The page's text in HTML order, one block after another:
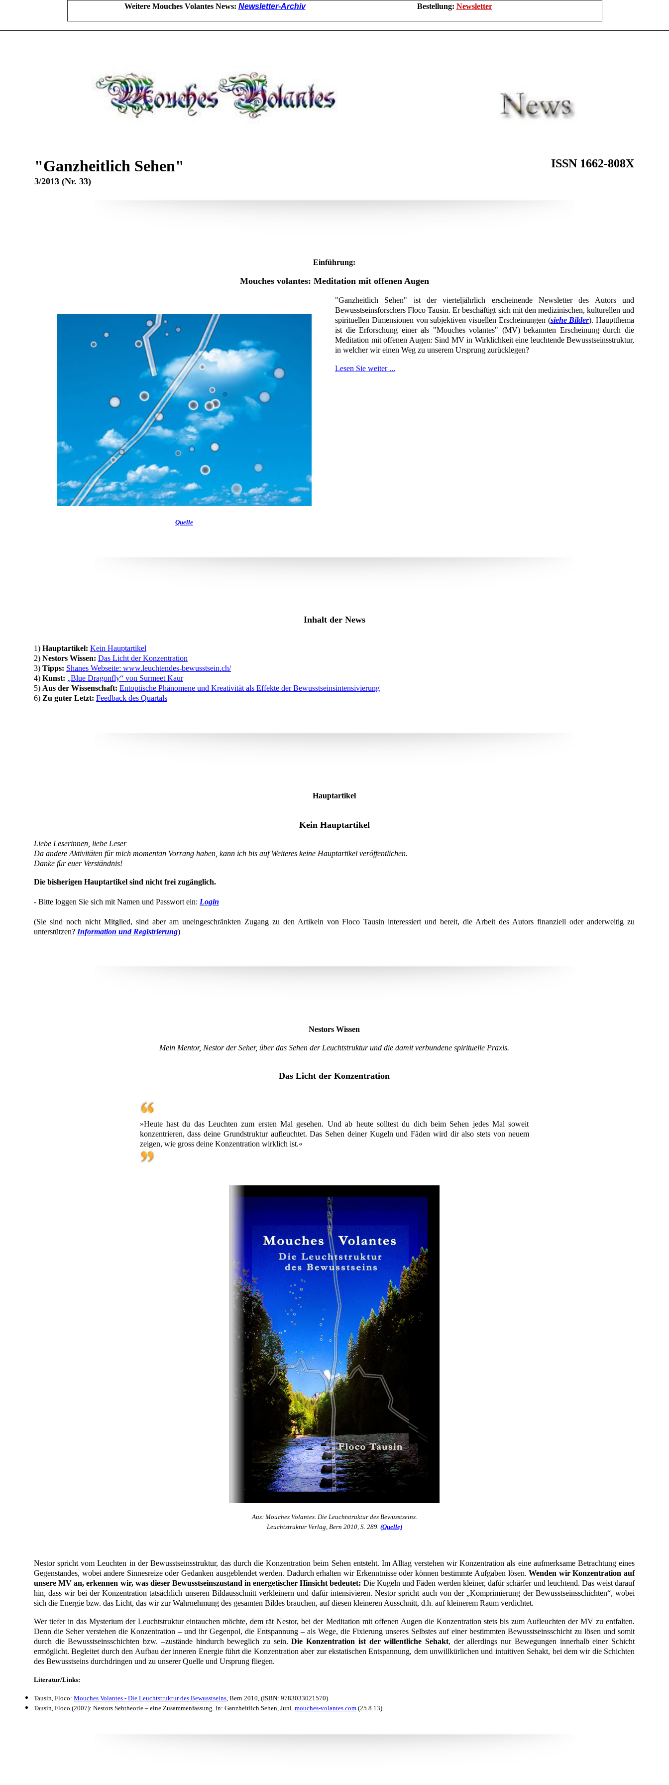
Weitere Mouches Volantes News: Newsletter-Archiv Bestellung: Newsletter
"Ganzheitlich Sehen" ISSN 1662-808X
3/2013 (Nr. 33)
Einführung:
Mouches volantes: Meditation mit offenen Augen
Quelle
"Ganzheitlich Sehen" ist der vierteljährlich erscheinende Newsletter des Autors und
Bewusstseinsforschers Floco Tausin. Er beschäftigt sich mit den medizinischen, kulturellen und
spirituellen Dimensionen von subjektiven visuellen Erscheinungen (siehe Bilder). Hauptthema
ist die Erforschung einer als "Mouches volantes" (MV) bekannten Erscheinung durch die
Meditation mit offenen Augen: Sind MV in Wirklichkeit eine leuchtende Bewusstseinsstruktur,
in welcher wir einen Weg zu unserem Ursprung zurücklegen?
Lesen Sie weiter ...
Inhalt der News
1) Hauptartikel: Kein Hauptartikel
2) Nestors Wissen: Das Licht der Konzentration
3) Tipps: Shanes Webseite: www.leuchtendes-bewusstsein.ch/
4) Kunst: „Blue Dragonfly“ von Surmeet Kaur
5) Aus der Wissenschaft: Entoptische Phänomene und Kreativität als Effekte der Bewusstseinsintensivierung
6) Zu guter Letzt: Feedback des Quartals
Hauptartikel
Kein Hauptartikel
Liebe Leserinnen, liebe Leser
Da andere Aktivitäten für mich momentan Vorrang haben, kann ich bis auf Weiteres keine Hauptartikel veröffentlichen.
Danke für euer Verständnis!
Die bisherigen Hauptartikel sind nicht frei zugänglich.
- Bitte loggen Sie sich mit Namen und Passwort ein: Login
(Sie sind noch nicht Mitglied, sind aber am uneingeschränkten Zugang zu den Artikeln von Floco Tausin interessiert und bereit, die Arbeit des Autors finanziell oder anderweitig zu
unterstützen? Information und Registrierung)
Nestors Wissen
Mein Mentor, Nestor der Seher, über das Sehen der Leuchtstruktur und die damit verbundene spirituelle Praxis.
Das Licht der Konzentration
»Heute hast du das Leuchten zum ersten Mal gesehen. Und ab heute solltest du dich beim Sehen jedes Mal soweit
konzentrieren, dass deine Grundstruktur aufleuchtet. Das Sehen deiner Kugeln und Fäden wird dir also stets von neuem
zeigen, wie gross deine Konzentration wirklich ist.«
Aus: Mouches Volantes. Die Leuchtstruktur des Bewusstseins.
Leuchtstruktur Verlag, Bern 2010, S. 289. (Quelle)
Nestor spricht vom Leuchten in der Bewusstseinsstruktur, das durch die Konzentration beim Sehen entsteht. Im Alltag verstehen wir Konzentration als eine aufmerksame Betrachtung eines
Gegenstandes, wobei andere Sinnesreize oder Gedanken ausgeblendet werden. Dadurch erhalten wir Erkenntnisse oder können bestimmte Aufgaben lösen.Wenden wir Konzentration auf
unsere MV an, erkennen wir, was dieser Bewusstseinszustand in energetischer Hinsicht bedeutet: Die Kugeln und Fäden werden kleiner, dafür schärfer und leuchtend. Das weist darauf
hin, dass wir bei der Konzentration tatsächlich unseren Bildausschnitt verkleinern und dafür intensivieren. Nestor spricht auch von der „Komprimierung der Bewusstseinsschichten“, wobei
sich die Energie bzw. das Licht, das wir zur Wahrnehmung des gesamten Bildes brauchen, auf diesen kleineren Ausschnitt, d.h. auf kleinerem Raum verdichtet.
Wer tiefer in das Mysterium der Leuchtstruktur eintauchen möchte, dem rät Nestor, bei der Meditation mit offenen Augen die Konzentration stets bis zum Aufleuchten der MV zu entfalten.
Denn die Seher verstehen die Konzentration – und ihr Gegenpol, die Entspannung – als Wege, die Fixierung unseres Selbstes auf einer bestimmten Bewusstseinsschicht zu lösen und somit
durch die Bewusstseinsschichten bzw. –zustände hindurch beweglich zu sein.Die Konzentration ist der willentliche Sehakt, der allerdings nur Bewegungen innerhalb einer Schicht
ermöglicht. Begleitet durch den Aufbau der inneren Energie führt die Konzentration aber zur ekstatischen Entspannung, dem unwillkürlichen und intuitiven Sehakt, bei dem wir die Schichten
des Bewusstseins durchdringen und zu unserer Quelle und Ursprung fliegen.
Literatur/Links:
Tausin, Floco: Mouches Volantes - Die Leuchtstruktur des Bewusstseins, Bern 2010, (ISBN: 9783033021570).
Tausin, Floco (2007): Nestors Sehtheorie – eine Zusammenfassung. In: Ganzheitlich Sehen, Juni. mouches-volantes.com (25.8.13).